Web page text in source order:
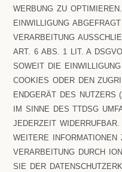
WERBUNG ZU
EINWILLIGUNG
VERARBEITUNG
RT. 6 ABS. 1 LIT. A DSGVO
OWEIT DIE EINWILLIGUNG
OOKIES ODER DEN
NDGERÄT DES NUTZERS
M SINNE DES TTDSG
EDERZEIT WIDERRUFBAR.
WEITERE INFORMATIONEN
VERARBEITUNG DURCH
SIE DER